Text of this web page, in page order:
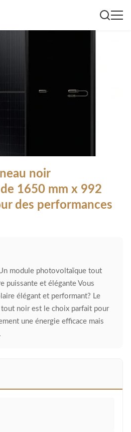
noir
1650 mm x 992
des performances
module photovoltaïque tout
puissante et élégante Vous
élégant et performant? Le
noir est le choix parfait pour
une énergie efficace mais